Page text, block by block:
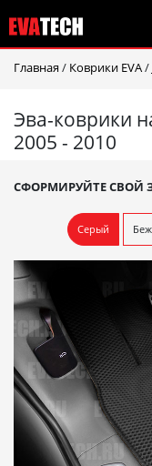
Главная / Коврики EVA/
Эва-коврики
2005 - 2010
СФОРМИРУЙТЕ СВОЙ
Серый